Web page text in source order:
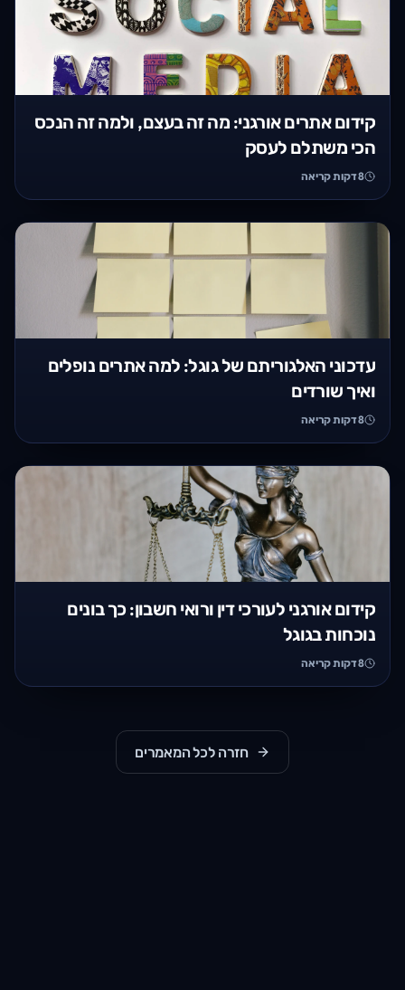
קידום אתרים אורגני: מה זה בעצם, ולמה זה הנכס
הכי משתלם לעסק
8דקות קריאה
עדכוני האלגוריתם של גוגל: למה אתרים נופלים
ואיך שורדים
8דקות קריאה
קידום אורגני לעורכי דין ורואי חשבון: כך בונים
נוכחות בגוגל
8דקות קריאה
חזרה לכל המאמרים